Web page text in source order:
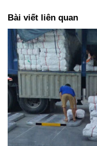
Bài viết liên quan